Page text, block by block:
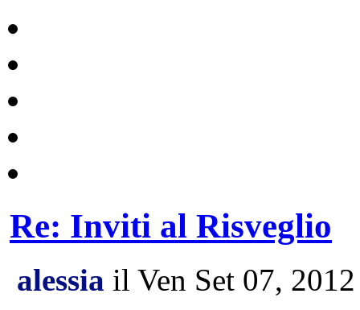
Re: Inviti al Risveglio
alessia il Ven Set 07,